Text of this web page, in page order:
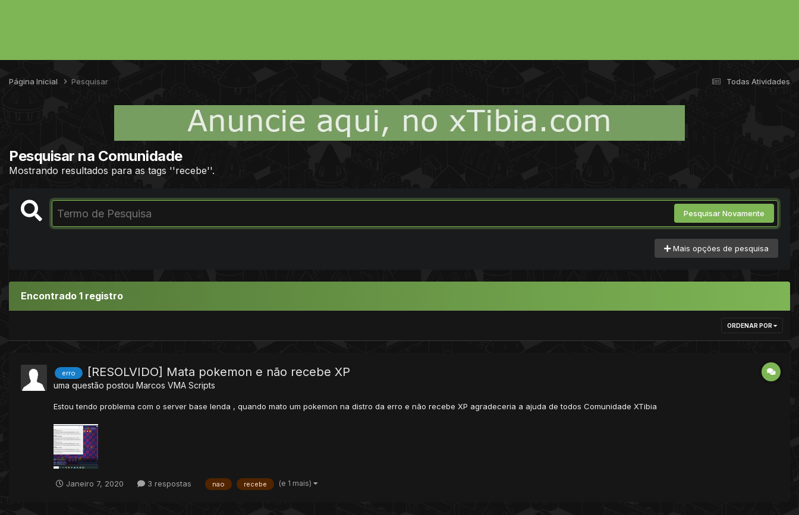
Todas Atividades
Página Inicial Pesquisar
Pesquisar na Comunidade
Mostrando resultados para as tags ''recebe''.
Pesquisar Novamente
Mais opções de pesquisa
Encontrado 1 registro
ORDENAR POR
erro [RESOLVIDO] Mata pokemon e não recebe XP
uma questão postou Marcos VMA Scripts
Estou tendo problema com o server base lenda , quando mato um pokemon na distro da erro e não recebe XP agradeceria a ajuda de todos Comunidade XTibia
Janeiro 7, 2020 3 respostas nao recebe (e 1 mais)